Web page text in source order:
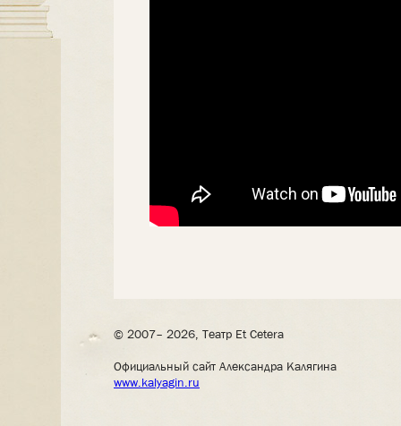
© 2007– 2026, Театр Et Cetera
Официальный сайт Александра Калягина
www.kalyagin.ru